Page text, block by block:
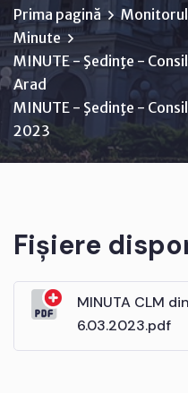
Prima pagină Monitorul
Minute
MINUTE - Şedinţe -
Arad
MINUTE - Şedinţe -
2023
Fișiere
MINUTA CLM din
6.03.2023.pdf